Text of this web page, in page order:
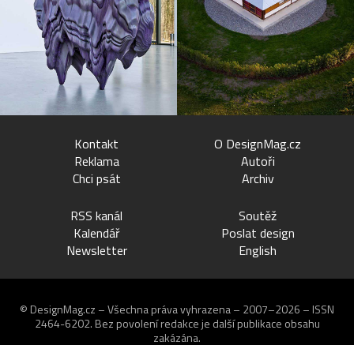
Kontakt
Reklama
Chci psát
O DesignMag.cz
Autoři
Archiv
RSS kanál
Kalendář
Newsletter
Soutěž
Poslat design
English
© DesignMag.cz – Všechna práva vyhrazena – 2007–2026 – ISSN
2464-6202. Bez povolení redakce je další publikace obsahu
zakázána.